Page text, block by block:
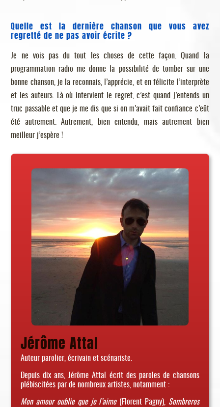
Quelle est la dernière chanson que vous avez
regretté de ne pas avoir écrite ?
Je ne vois pas du tout les choses de cette façon. Quand la
programmation radio me donne la possibilité de tomber sur une
bonne chanson, je la reconnais, l’apprécie, et en félicite l’interprète
et les auteurs. Là où intervient le regret, c’est quand j’entends un
truc passable et que je me dis que si on m’avait fait confiance c’eût
été autrement. Autrement, bien entendu, mais autrement bien
meilleur j’espère !
Jérôme Attal
Auteur parolier, écrivain et scénariste.
Depuis dix ans, Jérôme Attal écrit des paroles de chansons
plébiscitées par de nombreux artistes, notamment :
Mon amour oublie que je l’aime(Florent Pagny), Sombreros